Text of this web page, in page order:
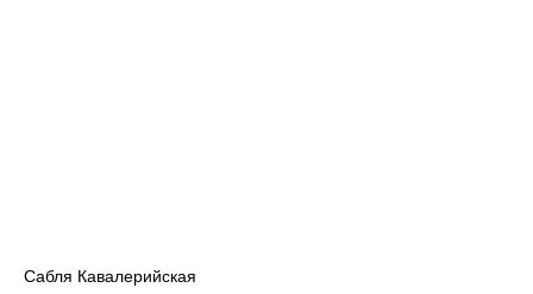
Сабля Кавалерийская